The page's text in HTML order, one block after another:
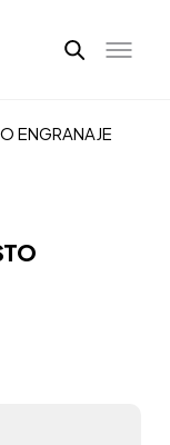
ENGRANAJE